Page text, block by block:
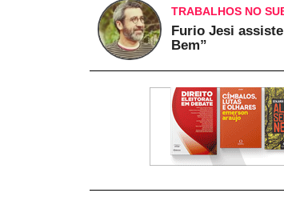
TRABALHOS NO
Furio Jesi
Bem”